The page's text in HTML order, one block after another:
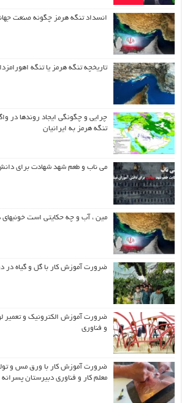
انسداد تنگه هرمز چگونه صنعت
تاریخچه تنگه هرمز یا تنگه اهورامزدا
چرایی و چگونگی ایجاد روندها در
تنگه هرمز به ایرانیان
می ناب و طعم شهد شهادت برای دانش
مین ، آب و چه حکایتی است خونبهای
ضرورت آموزش کار با گل و گیاه در
ضرورت آموزش الکترونیک و تعمیر
و فناوری
ضرورت آموزش کار با ورق مس و
معلم کار و فناوری دبیرستان پسرانه